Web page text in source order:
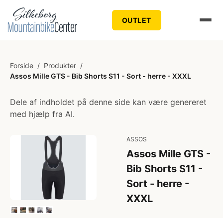
OUTLET
Forside / Produkter /
Assos Mille GTS - Bib Shorts S11 - Sort - herre - XXXL
Dele af indholdet på denne side kan være genereret
med hjælp fra AI.
ASSOS
Assos Mille GTS -
Bib Shorts S11 -
Sort - herre -
XXXL